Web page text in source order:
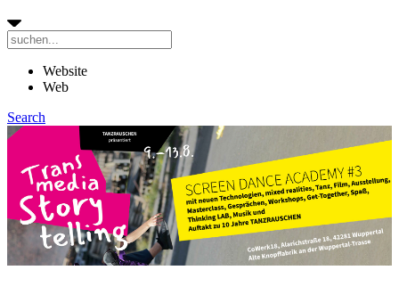
Website
Web
Search